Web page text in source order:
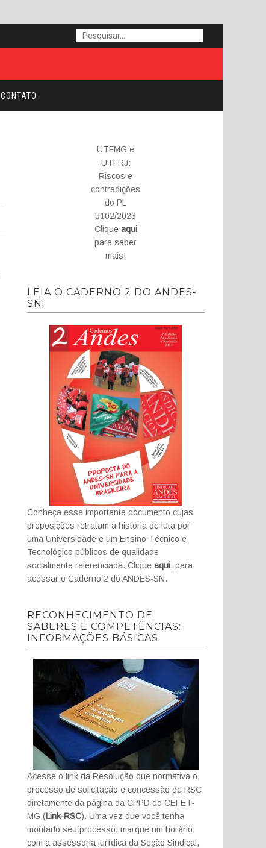
CONTATO
UTFMG e
UTFRJ:
Riscos e
contradições
do PL
5102/2023
Clique aqui
para saber
mais!
LEIA O CADERNO 2 DO ANDES-
SN!
Conheça esse importante documento cujas
proposições retratam a história de luta por
uma Universidade e um Ensino Técnico e
Tecnológico públicos de qualidade
socialmente referenciada. Clique aqui, para
acessar o Caderno 2 do ANDES-SN.
RECONHECIMENTO DE
SABERES E COMPETÊNCIAS:
INFORMAÇÕES BÁSICAS
Acesse o link da Resolução que normativa o
processo de solicitação e concessão de RSC
diretamente da página da CPPD do CEFET-
MG (Link-RSC). Uma vez que você tenha
montado seu processo, marque um horário
com a assessoria jurídica da Seção Sindical,